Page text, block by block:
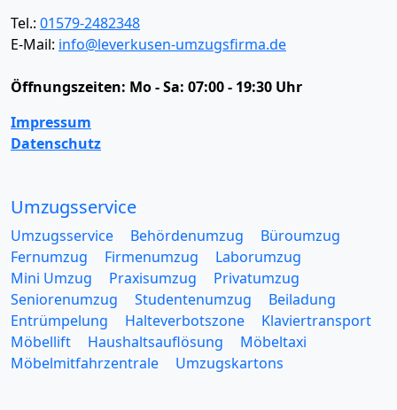
Tel.: 01579-2482348
E-Mail: info@leverkusen-umzugsfirma.de
Öffnungszeiten: Mo - Sa: 07:00 - 19:30 Uhr
Impressum
Datenschutz
Umzugsservice
Umzugsservice Behördenumzug
Büroumzug
Fernumzug
Firmenumzug
Laborumzug
Mini Umzug
Praxisumzug
Privatumzug
Seniorenumzug
Studentenumzug
Beiladung
Entrümpelung
Halteverbotszone
Klaviertransport
Möbellift
Haushaltsauflösung
Möbeltaxi
Möbelmitfahrzentrale
Umzugskartons